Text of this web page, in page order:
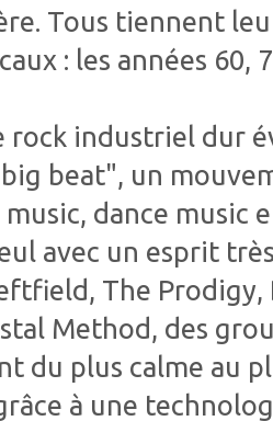
Tous tiennent
: les années 60,
rock industriel dur
beat", un
music, dance
avec un esprit
The Prodigy,
Method, des
du plus calme au
à une